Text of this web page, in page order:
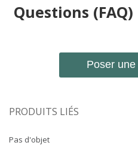
Questions (FAQ)
Poser
PRODUITS LIÉS
Pas d'objet